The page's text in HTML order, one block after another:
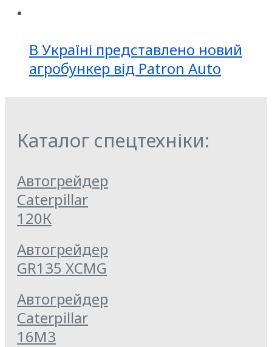
В Україні представлено новий
агробункер від Patron Auto
Каталог спецтехніки:
Автогрейдер
Caterpillar
120К
Автогрейдер
GR135 XCMG
Автогрейдер
Caterpillar
16M3